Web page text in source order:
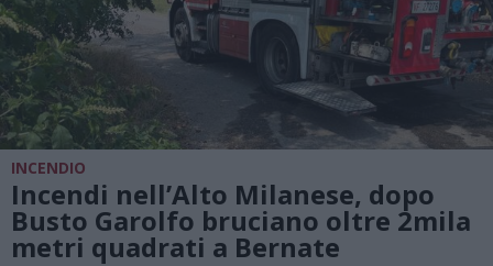
INCENDIO
Incendi nell’Alto Milanese, dopo
Busto Garolfo bruciano oltre 2mila
metri quadrati a Bernate